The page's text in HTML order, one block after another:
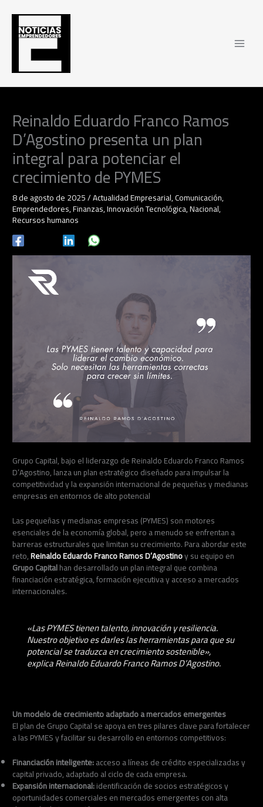
contenido
Reinaldo Eduardo Franco Ramos
D’Agostino presenta un plan
integral para potenciar el
crecimiento de PYMES
8 de agosto de 2025/Actualidad Empresarial,Comunicación,
Emprendedores,Finanzas,Innovación Tecnológica,Nacional,
Recursos humanos
Grupo Capital, bajo el liderazgo de Reinaldo Eduardo Franco Ramos
D’Agostino, lanza un plan estratégico diseñado para impulsar la
competitividad y la expansión internacional de pequeñas y medianas
empresas en entornos de alto potencial
Las pequeñas y medianas empresas (PYMES) son motores
esenciales de la economía global, pero a menudo se enfrentan a
barreras estructurales que limitan su crecimiento. Para abordar este
reto,Reinaldo Eduardo Franco Ramos D’Agostinoy su equipo en
Grupo Capitalhan desarrollado un plan integral que combina
financiación estratégica, formación ejecutiva y acceso a mercados
internacionales.
«Las PYMES tienen talento, innovación y resiliencia.
Nuestro objetivo es darles las herramientas para que su
potencial se traduzca en crecimiento sostenible»,
explica Reinaldo Eduardo Franco Ramos D’Agostino.
Un modelo de crecimiento adaptado a mercados emergentes
El plan de Grupo Capital se apoya en tres pilares clave para fortalecer
a las PYMES y facilitar su desarrollo en entornos competitivos:
Financiación inteligente:acceso a líneas de crédito especializadas y
capital privado, adaptado al ciclo de cada empresa.
Expansión internacional:identificación de socios estratégicos y
oportunidades comerciales en mercados emergentes con alta